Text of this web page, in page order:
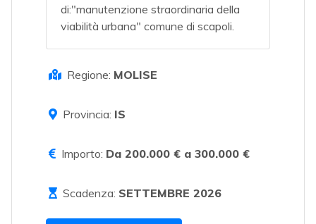
di:"manutenzione straordinaria della
viabilità urbana" comune di scapoli.
Regione: MOLISE
Provincia: IS
Importo: Da 200.000 € a 300.000 €
Scadenza: SETTEMBRE 2026